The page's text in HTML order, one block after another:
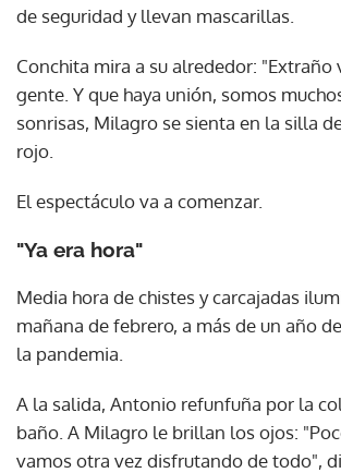
de seguridad y llevan mascarillas.
Conchita mira a su alrededor: "Extraño
gente. Y que haya unión, somos
sonrisas, Milagro se sienta en la silla
rojo.
El espectáculo va a comenzar.
"Ya era hora"
Media hora de chistes y carcajadas
mañana de febrero, a más de un año
la pandemia.
A la salida, Antonio refunfuña por la
baño. A Milagro le brillan los ojos:
vamos otra vez disfrutando de todo",